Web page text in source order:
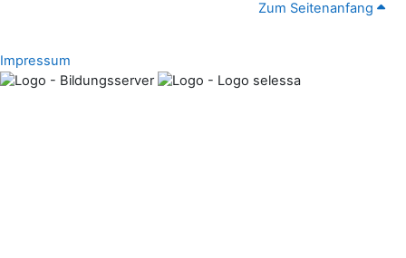
Zum Seitenanfang
Impressum